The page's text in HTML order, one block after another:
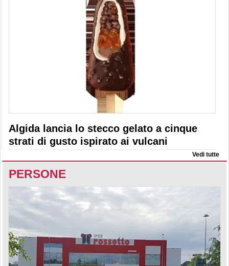
Algida lancia lo stecco gelato a cinque
strati di gusto ispirato ai vulcani
Vedi tutte
PERSONE